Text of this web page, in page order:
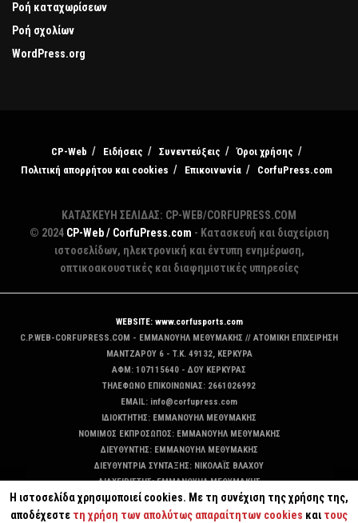
Ροή καταχωρίσεων
Ροή σχολίων
WordPress.org
CP-Web Ειδήσεις Συνεντεύξεις
Όροι χρήσης
Πολιτική απορρήτου και cookies
Επικοινωνία CorfuPress.com
ΚΑΤΑΣΚΕΥΗ ΣΕΛΙΔΑΣ: CP-WEB/CORFUPRESS.COM
© 2024 CP-Web / CorfuPress.com - Κατασκευή και διαχείριση
ιστοσελίδων, ηλεκτρονική και έντυπη ενημέρωση,
οπτικοακουστικές και διαφημιστικές υπηρεσίες
WEBSITE: www.corfusports.com
C.P.WEB-CORFUPRESS.COM - ΕΜΜΑΝΟΥΗΛ ΜΕΘΥΜΑΚΗΣ // ΑΤΟΜΙΚΗ ΕΠΙΧΕΙΡΗΣΗ
MANTZAΡΟΥ 6 - T.K. 49132, ΚΕΡΚΥΡΑ
ΑΦΜ: 107115640 - ΔΟΥ ΚΕΡΚΥΡΑΣ
ΤΗΛΕΦΩΝΟ ΕΠΙΚΟΙΝΩΝΙΑΣ: 2661026992
EMAIL: info@corfupress.com
ΙΔΙΟΚΤΗΤΗΣ: EMMANOYΗΛ ΜΕΘΥΜΑΚΗΣ
ΝΟΜΙΜΟΣ ΕΚΠΡΟΣΩΠΟΣ: EMMANOYΗΛ ΜΕΘΥΜΑΚΗΣ
ΔΙΕΥΘΥΝΤΗΣ: EMMANOYΗΛ ΜΕΘΥΜΑΚΗΣ
ΔΙΕΥΘΥΝΤΡΙΑ ΣΥΝΤΑΞΗΣ: ΝΙΚΟΛΑΪΣ ΒΛΑΧΟΥ
ΔΙΑΧΕΙΡΙΣΤΗΣ: EMMANOYΗΛ ΜΕΘΥΜΑΚΗΣ
ΔΙΚΑΙΟΥΧΟΣ DOMAIN: ΕΜΜΑΝΟΥΗΛ ΜΕΘΥΜΑΚΗΣ
Η ιστοσελίδα χρησιμοποιεί cookies. Με τη συνέχιση της χρήσης της,
αποδέχεστε τη χρήση των απολύτως απαραίτητων cookies και τους